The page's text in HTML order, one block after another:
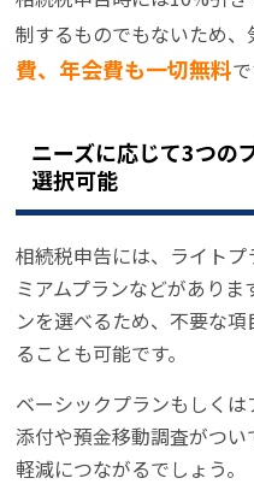
制するものでもないため
費、年会費も一切無料で
ニーズに応じて3つの
選択可能
相続税申告には、ライト
ミアムプランなどがあり
ンを選べるため、不要な
ることも可能です。
ベーシックプランもしく
添付や預金移動調査がつ
軽減につながるでしょう。